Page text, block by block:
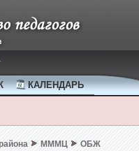
КАЛЕНДАРЬ
МММЦ ОБЖ